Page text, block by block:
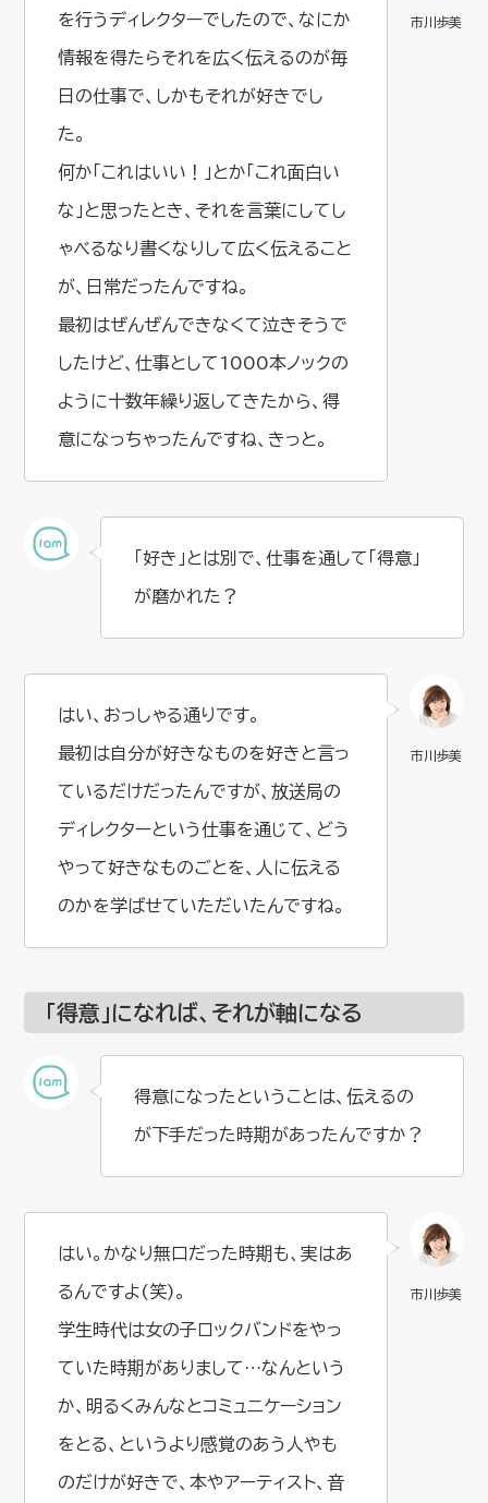
を行うディレクターでしたので、なにか
情報を得たらそれを広く伝えるのが毎
日の仕事で、しかもそれが好きでし
た。
何か「これはいい！」とか「これ面白い
な」と思ったとき、それを言葉にしてし
ゃべるなり書くなりして広く伝えること
が、日常だったんですね。
最初はぜんぜんできなくて泣きそうで
したけど、仕事として1000本ノックの
ように十数年繰り返してきたから、得
意になっちゃったんですね、きっと。
「好き」とは別で、仕事を通して「得意」
が磨かれた？
はい、おっしゃる通りです。
最初は自分が好きなものを好きと言っ
ているだけだったんですが、放送局の
ディレクターという仕事を通じて、どう
やって好きなものごとを、人に伝える
のかを学ばせていただいたんですね。
「得意」になれば、それが軸になる
得意になったということは、伝えるの
が下手だった時期があったんですか？
はい。かなり無口だった時期も、実はあ
るんですよ(笑)。
学生時代は女の子ロックバンドをやっ
ていた時期がありまして…なんという
か、明るくみんなとコミュニケーション
をとる、というより感覚のあう人やも
のだけが好きで、本やアーティスト、音